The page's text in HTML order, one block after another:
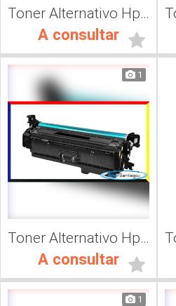
Toner Alternativo Hp CF503A, Impresora Láser
A consultar
1
Toner Alternativo Hp CF 401A, Impresora Láser
A consultar
1